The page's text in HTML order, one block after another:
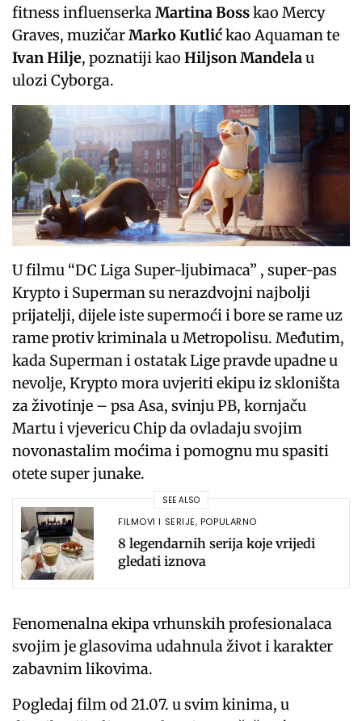
fitness influenserkaMartina Bosskao Mercy
Graves, muzičarMarko Kutlićkao Aquaman te
Ivan Hilje, poznatiji kaoHiljson Mandelau
ulozi Cyborga.
U filmu “DC Liga Super-ljubimaca” , super-pas
Krypto i Superman su nerazdvojni najbolji
prijatelji, dijele iste supermoći i bore se rame uz
rame protiv kriminala u Metropolisu. Međutim,
kada Superman i ostatak Lige pravde upadne u
nevolje, Krypto mora uvjeriti ekipu iz skloništa
za životinje – psa Asa, svinju PB, kornjaču
Martu i vjevericu Chip da ovladaju svojim
novonastalim moćima i pomognu mu spasiti
otete super junake.
SEE ALSO
FILMOVI I SERIJE, POPULARNO
8 legendarnih serija koje vrijedi
gledati iznova
Fenomenalna ekipa vrhunskih profesionalaca
svojim je glasovima udahnula život i karakter
zabavnim likovima.
Pogledaj film od 21.07. u svim kinima, u